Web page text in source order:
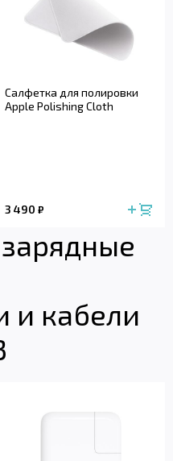
Салфетка для полировки
Apple Polishing Cloth
3 490 ₽
и кабели